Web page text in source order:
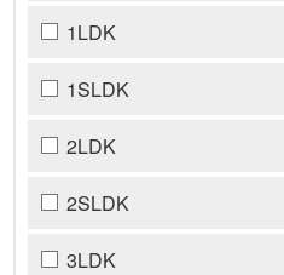
1LDK
1SLDK
2LDK
2SLDK
3LDK